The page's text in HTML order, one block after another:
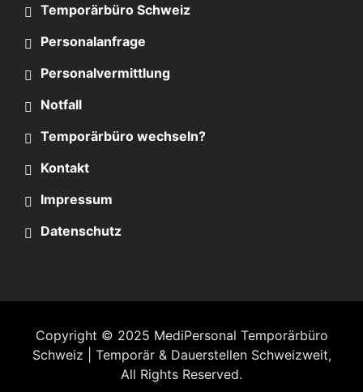
Temporärbüro Schweiz
Personalanfrage
Personalvermittlung
Notfall
Temporärbüro wechseln?
Kontakt
Impressum
Datenschutz
Copyright © 2025 MediPersonal Temporärbüro
Schweiz | Temporär & Dauerstellen Schweizweit,
All Rights Reserved.